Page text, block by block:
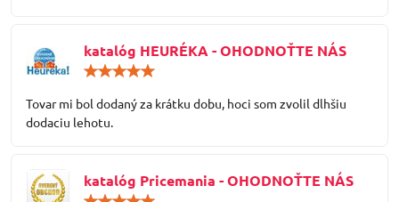
katalóg HEURÉKA - OHODNOŤTE NÁS
5
Tovar mi bol dodaný za krátku dobu, hoci som zvolil dlhšiu
dodaciu lehotu.
katalóg Pricemania - OHODNOŤTE NÁS